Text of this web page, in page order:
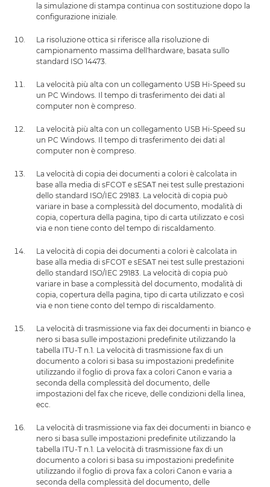
la simulazione di stampa continua con sostituzione dopo la
configurazione iniziale.
La risoluzione ottica si riferisce alla risoluzione di
campionamento massima dell'hardware, basata sullo
standard ISO 14473.
La velocità più alta con un collegamento USB Hi-Speed su
un PC Windows. Il tempo di trasferimento dei dati al
computer non è compreso.
La velocità più alta con un collegamento USB Hi-Speed su
un PC Windows. Il tempo di trasferimento dei dati al
computer non è compreso.
La velocità di copia dei documenti a colori è calcolata in
base alla media di sFCOT e sESAT nei test sulle prestazioni
dello standard ISO/IEC 29183. La velocità di copia può
variare in base a complessità del documento, modalità di
copia, copertura della pagina, tipo di carta utilizzato e così
via e non tiene conto del tempo di riscaldamento.
La velocità di copia dei documenti a colori è calcolata in
base alla media di sFCOT e sESAT nei test sulle prestazioni
dello standard ISO/IEC 29183. La velocità di copia può
variare in base a complessità del documento, modalità di
copia, copertura della pagina, tipo di carta utilizzato e così
via e non tiene conto del tempo di riscaldamento.
La velocità di trasmissione via fax dei documenti in bianco e
nero si basa sulle impostazioni predefinite utilizzando la
tabella ITU-T n.1. La velocità di trasmissione fax di un
documento a colori si basa su impostazioni predefinite
utilizzando il foglio di prova fax a colori Canon e varia a
seconda della complessità del documento, delle
impostazioni del fax che riceve, delle condizioni della linea,
ecc.
La velocità di trasmissione via fax dei documenti in bianco e
nero si basa sulle impostazioni predefinite utilizzando la
tabella ITU-T n.1. La velocità di trasmissione fax di un
documento a colori si basa su impostazioni predefinite
utilizzando il foglio di prova fax a colori Canon e varia a
seconda della complessità del documento, delle